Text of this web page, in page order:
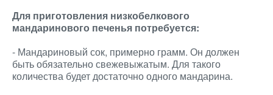
Для приготовления низкобелкового
мандаринового печенья потребуется:
- Мандариновый сок, примерно грамм. Он должен
быть обязательно свежевыжатым. Для такого
количества будет достаточно одного мандарина.